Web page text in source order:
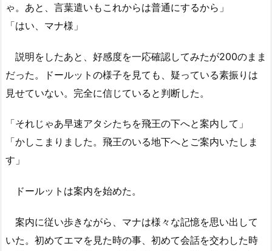
ゃ。あと、言葉遣いもこれからは普通にするから」
「はい、マナ様」
説明をしたあと、好感度を一応確認してみたが200のまま
だった。ドールットの様子を見ても、疑っている素振りは
見せていない。完全に信じていると判断した。
「それじゃあ早速アタシたちを飛王の下へと案内して」
「かしこまりました。飛王のいる地下へとご案内いたしま
す」
ドールットは案内を始めた。
案内に従い歩きながら、マナは様々な記憶を思い出して
いた。初めてエマを見た時の事、初めて会話を交わした時